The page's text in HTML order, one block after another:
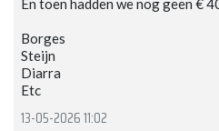
En toen hadden we nog geen €
Borges
Steijn
Diarra
Etc
13-05-2026 11:02